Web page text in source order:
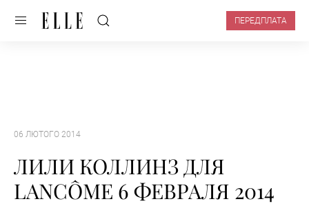
ПЕРЕДПЛАТА
06 ЛЮТОГО 2014
ЛИЛИ КОЛЛИНЗ ДЛЯ
LANCÔME 6 ФЕВРАЛЯ 2014